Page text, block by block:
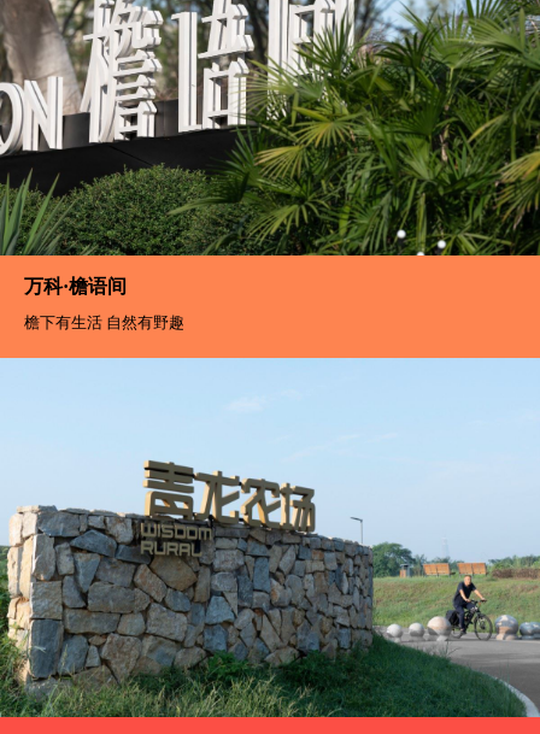
万科·檐语间
檐下有生活 自然有野趣